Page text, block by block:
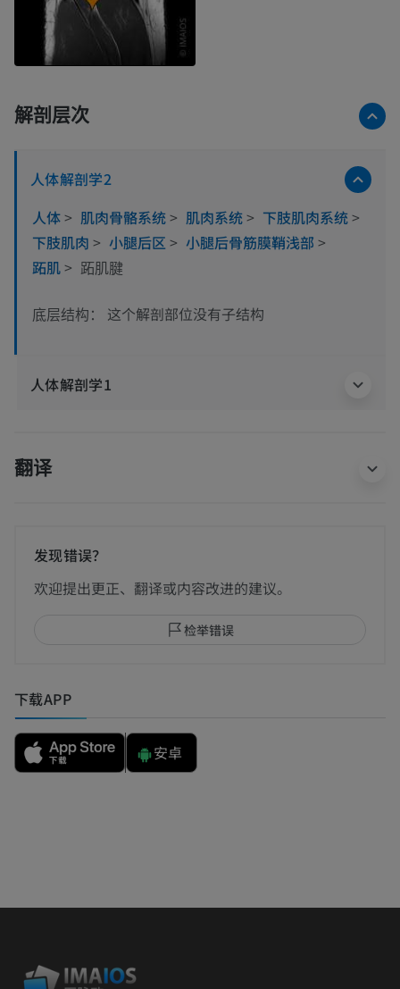
解剖层次
人体解剖学2
人体> 肌肉骨骼系统> 肌肉系统> 下肢肌肉系统>
下肢肌肉 > 小腿后区 > 小腿后骨筋膜鞘浅部 >
跖肌> 跖肌腱
底层结构： 这个解剖部位没有子结构
人体解剖学1
翻译
发现错误？
欢迎提出更正、翻译或内容改进的建议。
检举错误
下载APP
安卓